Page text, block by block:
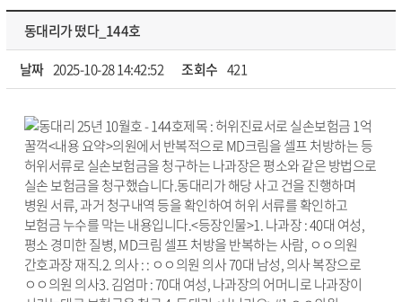
동대리가 떴다_144호
날짜 2025-10-28 14:42:52 조회수 421